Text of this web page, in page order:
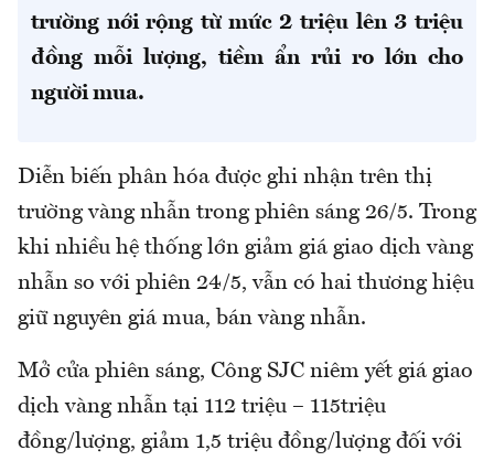
trường nới rộng từ mức 2 triệu lên 3 triệu
đồng mỗi lượng, tiềm ẩn rủi ro lớn cho
người mua.
Diễn biến phân hóa được ghi nhận trên thị
trường vàng nhẫn trong phiên sáng 26/5. Trong
khi nhiều hệ thống lớn giảm giá giao dịch vàng
nhẫn so với phiên 24/5, vẫn có hai thương hiệu
giữ nguyên giá mua, bán vàng nhẫn.
Mở cửa phiên sáng, Công SJC niêm yết giá giao
dịch vàng nhẫn tại 112 triệu – 115triệu
đồng/lượng, giảm 1,5 triệu đồng/lượng đối với